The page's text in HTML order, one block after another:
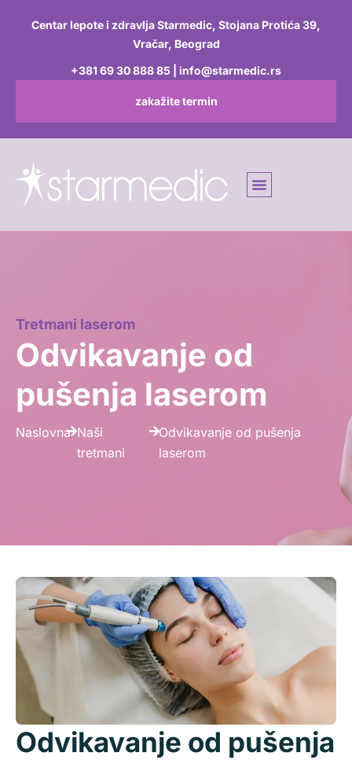
Skip to content
Centar lepote i zdravlja Starmedic, Stojana Protića 39,
Vračar, Beograd
+381 69 30 888 85 | info@starmedic.rs
zakažite termin
Tretmani laserom
Odvikavanje od
pušenja laserom
Naslovna Naši
tretmani
Odvikavanje od pušenja
laserom
Odvikavanje od pušenja